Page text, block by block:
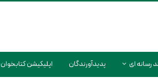
رسانه ای پدیدآورندگان اپلیکیشن کتابخوان